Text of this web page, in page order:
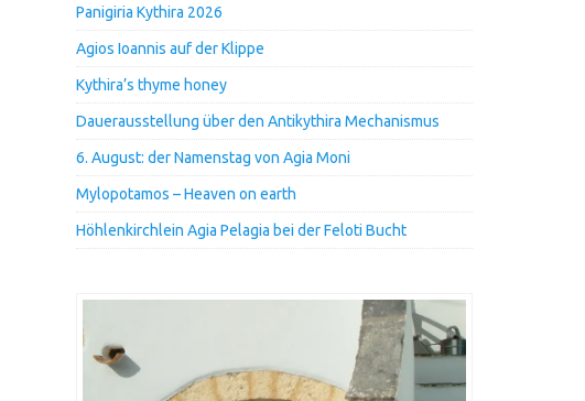
Panigiria Kythira 2026
Agios Ioannis auf der Klippe
Kythira’s thyme honey
Dauerausstellung über den Antikythira Mechanismus
6. August: der Namenstag von Agia Moni
Mylopotamos – Heaven on earth
Höhlenkirchlein Agia Pelagia bei der Feloti Bucht